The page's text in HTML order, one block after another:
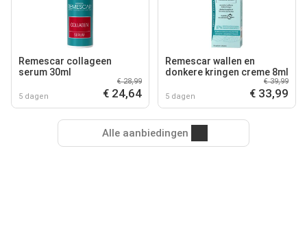
Remescar collageen
serum 30ml
5 dagen
€ 28,99
€ 24,64
Remescar wallen en
donkere kringen creme 8ml
5 dagen
€ 39,99
€ 33,99
Alle aanbiedingen